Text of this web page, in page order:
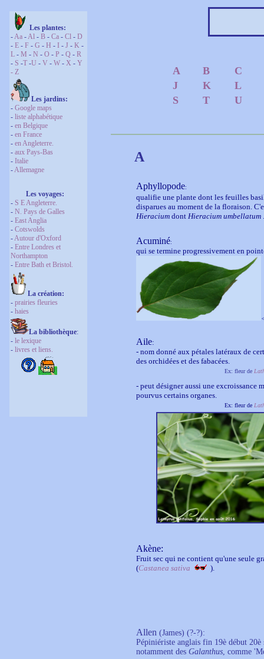
Les plantes:
-Aa -Al - B - Ca - Cl - D
- E - F - G - H - I - J - K -
L - M - N - O - P - Q - R
- S -T -U - V - W - X - Y
- Z
Les jardins:
- Google maps
- liste alphabétique
- en Belgique
- en France
- en Angleterre.
- aux Pays-Bas
- Italie
-Allemagne
Les voyages:
- S E Angleterre.
- N. Pays de Galles
- East Anglia
- Cotswolds
-Autour d'Oxford
- Entre Londres et
Northampton
- Entre Bath et Bristol.
La création:
- prairies fleuries
- haies
La bibliothèque:
- le lexique
- livres et liens.
A B
C
J
K
L
S
T U
A
Aphyllopode:
qualifie une plante dont les feuilles
disparues au moment de la floraison.
Hieracium dont Hieracium umbellatum .
Acuminé:
qui se termine progressivement en
Aile:
- nom donné aux pétales latéraux de
des orchidées et des fabacées.
Ex: fleur de
- peut désigner aussi une excroissance
pourvus certains organes.
Ex: fleur de
Akène:
Fruit sec qui ne contient qu'une seule
(Castanea sativa ).
Allen (James) (?-?):
Pépiniériste anglais fin 19è début
notamment des Galanthus, comme